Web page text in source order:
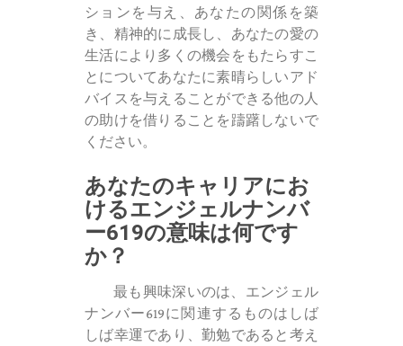
ションを与え、あなたの関係を築
き、精神的に成長し、あなたの愛の
生活により多くの機会をもたらすこ
とについてあなたに素晴らしいアド
バイスを与えることができる他の人
の助けを借りることを躊躇しないで
ください。
あなたのキャリアにお
けるエンジェルナンバ
ー619の意味は何です
か？
最も興味深いのは、エンジェル
ナンバー619に関連するものはしば
しば幸運であり、勤勉であると考え